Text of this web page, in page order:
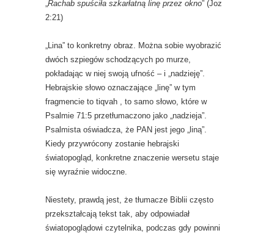
„Rachab spuściła szkarłatną linę przez okno” (Joz
2:21)
„Lina” to konkretny obraz. Można sobie wyobrazić
dwóch szpiegów schodzących po murze,
pokładając w niej swoją ufność – i „nadzieję”.
Hebrajskie słowo oznaczające „linę” w tym
fragmencie to tiqvah , to samo słowo, które w
Psalmie 71:5 przetłumaczono jako „nadzieja”.
Psalmista oświadcza, że ​​PAN jest jego „liną”.
Kiedy przywrócony zostanie hebrajski
światopogląd, konkretne znaczenie wersetu staje
się wyraźnie widoczne.
Niestety, prawdą jest, że tłumacze Biblii często
przekształcają tekst tak, aby odpowiadał
światopoglądowi czytelnika, podczas gdy powinni